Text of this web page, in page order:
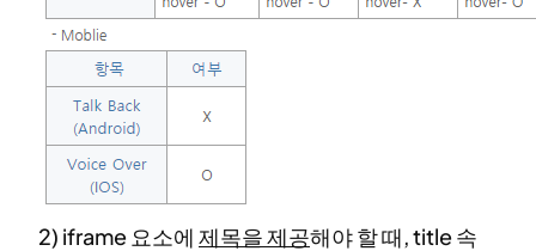
2) iframe 요소에 제목을 제공해야 할 때, title 속